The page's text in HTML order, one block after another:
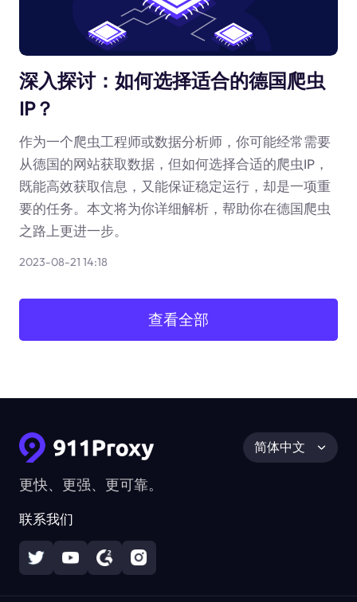
深入探讨：如何选择适合的德国爬虫
IP？
作为一个爬虫工程师或数据分析师，你可能经常需要
从德国的网站获取数据，但如何选择合适的爬虫IP，
既能高效获取信息，又能保证稳定运行，却是一项重
要的任务。本文将为你详细解析，帮助你在德国爬虫
之路上更进一步。
2023-08-21 14:18
查看全部
更快、更强、更可靠。
联系我们
简体中文